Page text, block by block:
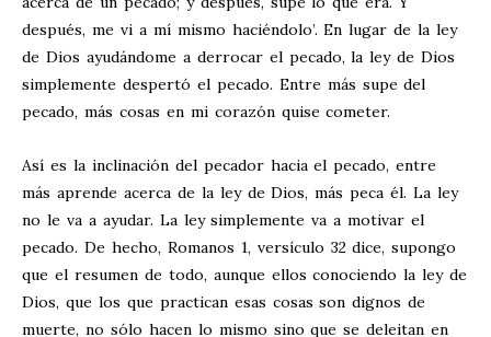
después, me vi a mí mismo haciéndolo’. En lugar de la ley
de Dios ayudándome a derrocar el pecado, la ley de Dios
simplemente despertó el pecado. Entre más supe del
pecado, más cosas en mi corazón quise cometer.
Así es la inclinación del pecador hacia el pecado, entre
más aprende acerca de la ley de Dios, más peca él. La ley
no le va a ayudar. La ley simplemente va a motivar el
pecado. De hecho, Romanos 1, versículo 32 dice, supongo
que el resumen de todo, aunque ellos conociendo la ley de
Dios, que los que practican esas cosas son dignos de
muerte, no sólo hacen lo mismo sino que se deleitan en